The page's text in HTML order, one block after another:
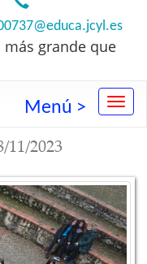
más grande que
Menú >
11/2023